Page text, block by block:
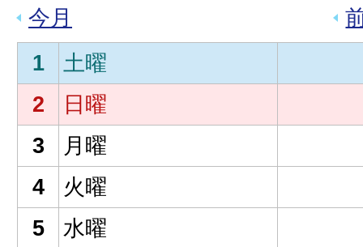
今月
1
土曜
2
日曜
3
月曜
4
火曜
5
水曜